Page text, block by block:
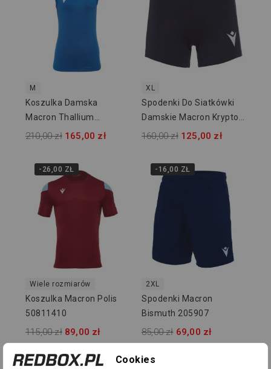
M
Koszulka Damska
Macron Thallium
20500301
210,00 zł 165,00 zł
XL
Spodenki Do Siatkówki
Damskie Macron Krypton
Hero 242407
160,00 zł 125,00 zł
-26,00 ZŁ
Wiele rozmiarów
Koszulka Macron Polis
50811410
115,00 zł 89,00 zł
-16,00 ZŁ
2XL
Spodenki Macron
Bismuth 205907
85,00 zł 69,00 zł
-26,00 ZŁ
Cookies